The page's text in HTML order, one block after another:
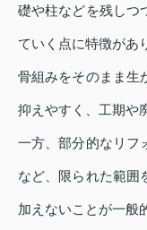
礎や柱などを残しつ
ていく点に特徴があ
骨組みをそのまま生
抑えやすく、工期や
一方、部分的なリフ
など、限られた範囲
加えないことが一般